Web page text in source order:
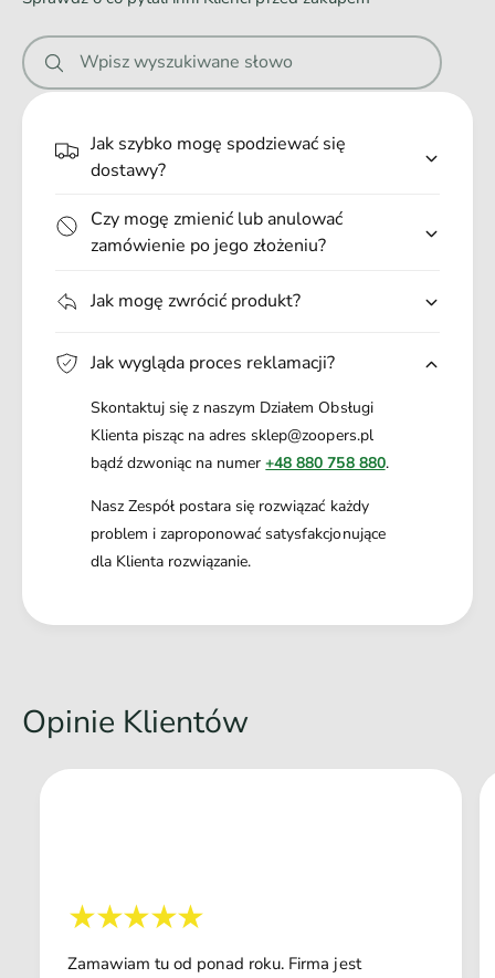
i
e
Wpisz wyszukiwane słowo
Jak szybko mogę spodziewać się
dostawy?
Czy mogę zmienić lub anulować
zamówienie po jego złożeniu?
Jak mogę zwrócić produkt?
Jak wygląda proces reklamacji?
Skontaktuj się z naszym Działem Obsługi
Klienta pisząc na adres sklep@zoopers.pl
bądź dzwoniąc na numer+48 880 758 880.
Nasz Zespół postara się rozwiązać każdy
problem i zaproponować satysfakcjonujące
dla Klienta rozwiązanie.
Opinie Klientów
Zamawiam tu od ponad roku. Firma jest